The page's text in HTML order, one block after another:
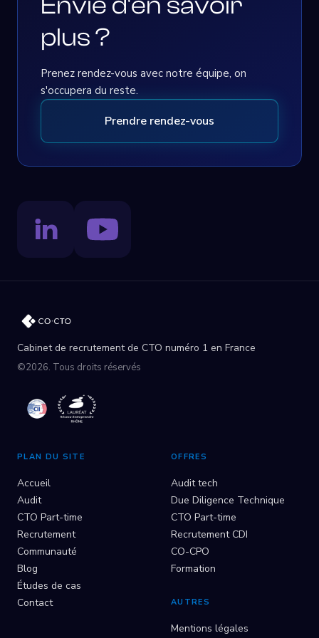
plus ?
Prenez rendez-vous avec notre équipe, on
s'occupera du reste.
Prendre rendez-vous
Cabinet de recrutement de CTO numéro 1 en France
©2026. Tous droits réservés
PLAN DU SITE
Accueil
Audit
CTO Part-time
Recrutement
Communauté
Blog
Études de cas
Contact
OFFRES
Audit tech
Due Diligence Technique
CTO Part-time
Recrutement CDI
CO-CPO
Formation
AUTRES
Mentions légales